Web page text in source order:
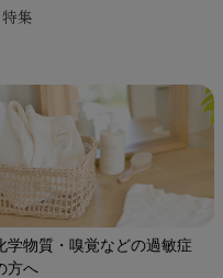
集
学物質・嗅覚などの過敏症
方へ